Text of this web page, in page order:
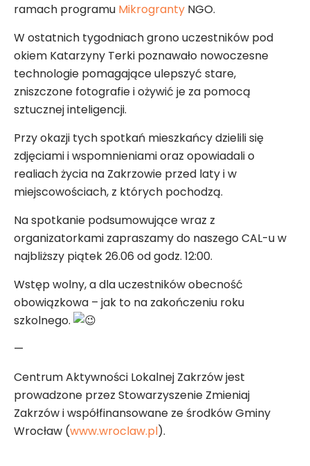
ramach programu Mikrogranty NGO.
W ostatnich tygodniach grono uczestników pod
okiem Katarzyny Terki poznawało nowoczesne
technologie pomagające ulepszyć stare,
zniszczone fotografie i ożywić je za pomocą
sztucznej inteligencji.
Przy okazji tych spotkań mieszkańcy dzielili się
zdjęciami i wspomnieniami oraz opowiadali o
realiach życia na Zakrzowie przed laty i w
miejscowościach, z których pochodzą.
Na spotkanie podsumowujące wraz z
organizatorkami zapraszamy do naszego CAL-u w
najbliższy piątek 26.06 od godz. 12:00.
Wstęp wolny, a dla uczestników obecność
obowiązkowa – jak to na zakończeniu roku
szkolnego.
—
Centrum Aktywności Lokalnej Zakrzów jest
prowadzone przez Stowarzyszenie Zmieniaj
Zakrzów i współfinansowane ze środków Gminy
Wrocław (www.wroclaw.pl).